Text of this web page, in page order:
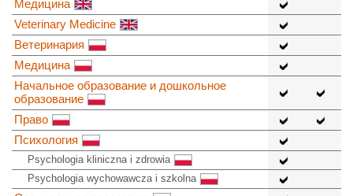
Медицина
Veterinary Medicine
Ветеринария
Медицина
Начальное образование и дошкольное
образование
Право
Психология
Psychologia kliniczna i zdrowia
Psychologia wychowawcza i szkolna